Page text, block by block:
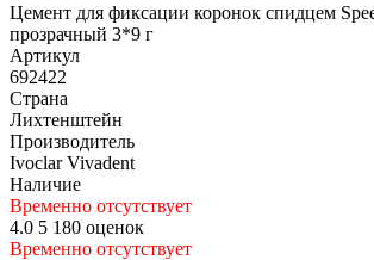
Цемент для фиксации коронок спидцем
прозрачный 3*9 г
Артикул
692422
Страна
Лихтенштейн
Производитель
Ivoclar Vivadent
Наличие
Временно отсутствует
4.0 5 180 оценок
Временно отсутствует